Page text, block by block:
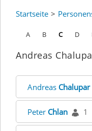
Startseite
A B C D
Andreas
Andreas Chalupar
Peter Chlan 1